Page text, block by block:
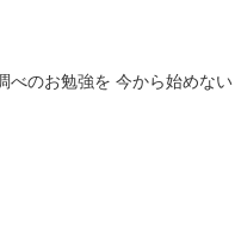
べのお勉強を 今から始めない